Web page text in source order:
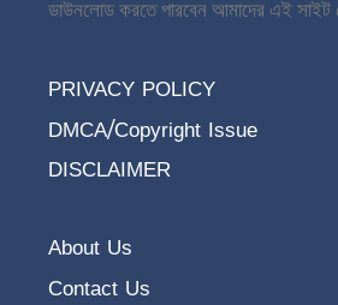
ডাউনলোড করতে পারবেন আমাদের এই সাইট
PRIVACY POLICY
DMCA/Copyright Issue
DISCLAIMER
About Us
Contact Us